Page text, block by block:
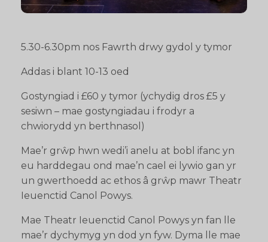
5.30-6.30pm nos Fawrth drwy gydol y tymor
Addas i blant 10-13 oed
Gostyngiad i £60 y tymor (ychydig dros £5 y
sesiwn – mae gostyngiadau i frodyr a
chwiorydd yn berthnasol)
Mae’r grŵp hwn wedi’i anelu at bobl ifanc yn
eu harddegau ond mae’n cael ei lywio gan yr
un gwerthoedd ac ethos â grŵp mawr Theatr
Ieuenctid Canol Powys.
Mae Theatr Ieuenctid Canol Powys yn fan lle
mae’r dychymyg yn dod yn fyw. Dyma lle mae